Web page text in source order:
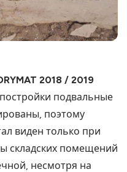
2018 / 2019
подвальные
поэтому
виден только при
складских помещений
несмотря на